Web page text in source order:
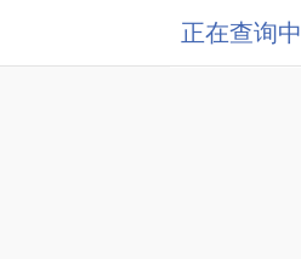
正在查询中